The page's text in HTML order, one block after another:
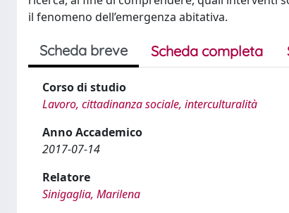
il fenomeno dell’emergenza abitativa.
Scheda breve Scheda completa
Corso di studio
Lavoro, cittadinanza sociale, interculturalità
Anno Accademico
2017-07-14
Relatore
Sinigaglia, Marilena